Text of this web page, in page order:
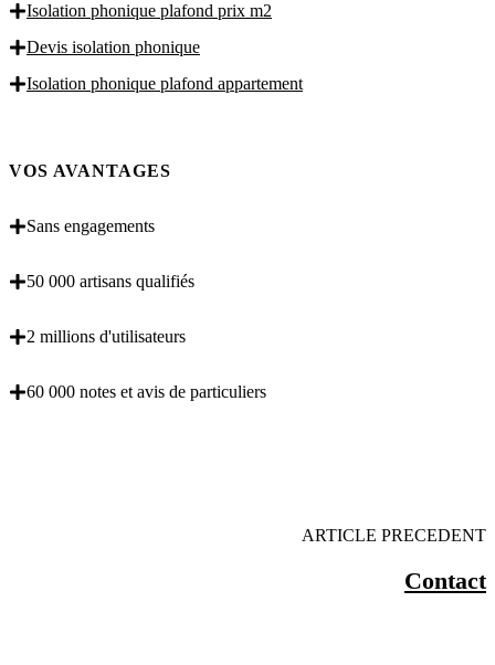
Isolation phonique plafond prix m2
Devis isolation phonique
Isolation phonique plafond appartement
VOS AVANTAGES
Sans engagements
50 000 artisans qualifiés
2 millions d'utilisateurs
60 000 notes et avis de particuliers
ARTICLE PRECEDENT
Contact